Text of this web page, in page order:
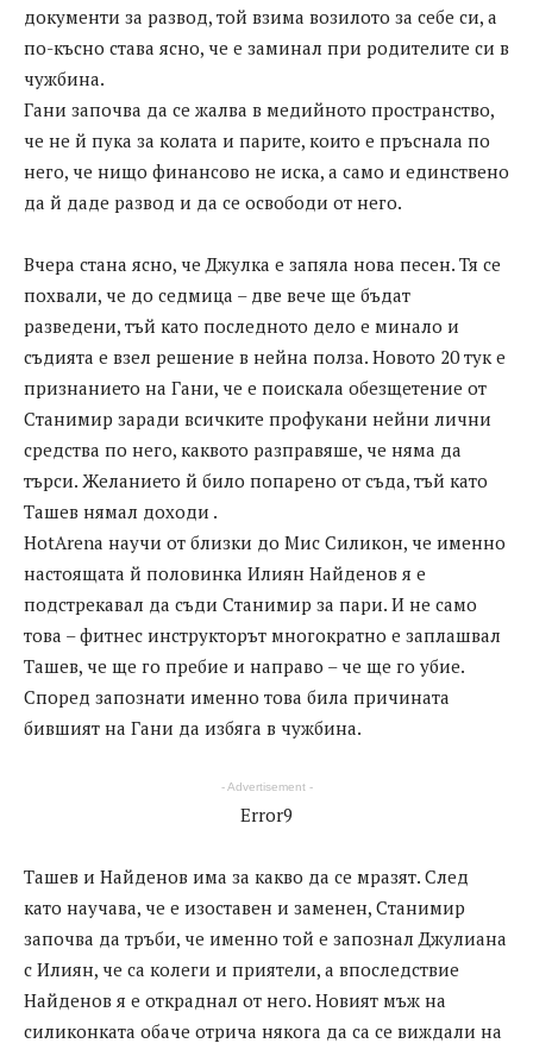
документи за развод, той взима возилото за себе си, а
по-късно става ясно, че е заминал при родителите си в
чужбина.
Гани започва да се жалва в медийното пространство,
че не й пука за колата и парите, които е пръснала по
него, че нищо финансово не иска, а само и единствено
да й даде развод и да се освободи от него.
Вчера стана ясно, че Джулка е запяла нова песен. Тя се
похвали, че до седмица – две вече ще бъдат
разведени, тъй като последното дело е минало и
съдията е взел решение в нейна полза. Новото 20 тук е
признанието на Гани, че е поискала обезщетение от
Станимир заради всичките профукани нейни лични
средства по него, каквото разправяше, че няма да
търси. Желанието й било попарено от съда, тъй като
Ташев нямал доходи .
HotArena научи от близки до Мис Силикон, че именно
настоящата й половинка Илиян Найденов я е
подстрекавал да съди Станимир за пари. И не само
това – фитнес инструкторът многократно е заплашвал
Ташев, че ще го пребие и направо – че ще го убие.
Според запознати именно това била причината
бившият на Гани да избяга в чужбина.
- Advertisement -
Error9
Ташев и Найденов има за какво да се мразят. След
като научава, че е изоставен и заменен, Станимир
започва да тръби, че именно той е запознал Джулиана
с Илиян, че са колеги и приятели, а впоследствие
Найденов я е откраднал от него. Новият мъж на
силиконката обаче отрича някога да са се виждали на